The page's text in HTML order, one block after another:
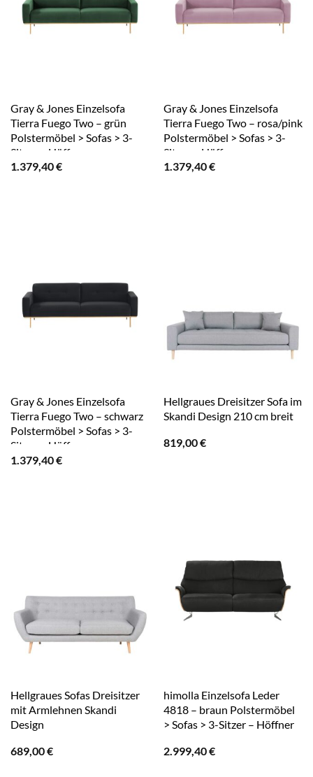
Gray & Jones Einzelsofa
Tierra Fuego Two – grün
Polstermöbel > Sofas > 3-
Sitzer – Höffner
1.379,40€
Gray & Jones Einzelsofa
Tierra Fuego Two – rosa/pink
Polstermöbel > Sofas > 3-
Sitzer – Höffner
1.379,40€
Gray & Jones Einzelsofa
Tierra Fuego Two – schwarz
Polstermöbel > Sofas > 3-
Sitzer – Höffner
1.379,40€
Hellgraues Dreisitzer Sofa im
Skandi Design 210 cm breit
819,00€
Hellgraues Sofas Dreisitzer
mit Armlehnen Skandi
Design
689,00€
himolla Einzelsofa Leder
4818 – braun Polstermöbel
> Sofas > 3-Sitzer – Höffner
2.999,40€